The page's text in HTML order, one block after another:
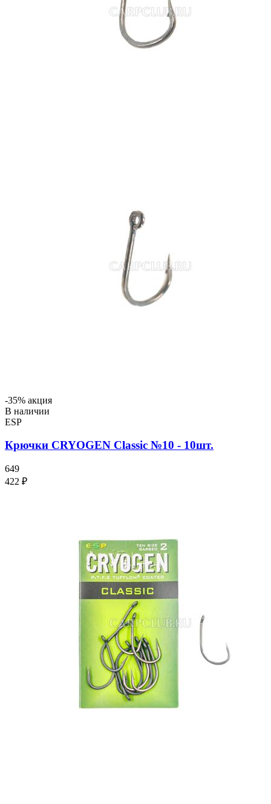
-35% акция
В наличии
ESP
Крючки CRYOGEN Classic №10 - 10шт.
649
422 ₽